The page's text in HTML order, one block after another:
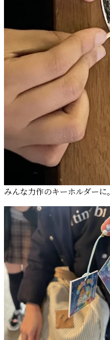
みんな力作のキーホルダーに。